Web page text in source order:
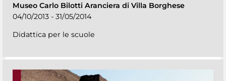
Museo Carlo Bilotti Aranciera di Villa Borghese
04/10/2013 - 31/05/2014
Didattica per le scuole